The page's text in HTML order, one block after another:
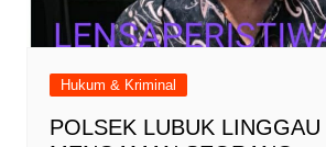
Hukum & Kriminal
POLSEK LUBUK LINGGAU